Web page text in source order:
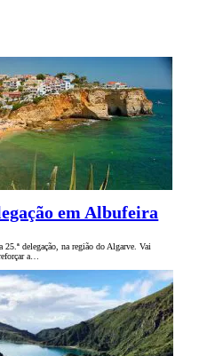
em Albufeira
25.ª delegação, na região do Algarve. Vai
a…